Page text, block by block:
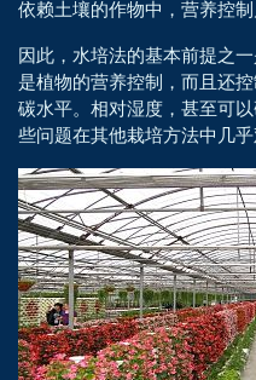
依赖土壤的作物中，营养控制
因此，水培法的基本前提之
是植物的营养控制，而且还
碳水平。相对湿度，甚至可
些问题在其他栽培方法中几乎